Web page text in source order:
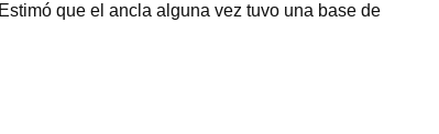
que el ancla alguna vez tuvo una base de